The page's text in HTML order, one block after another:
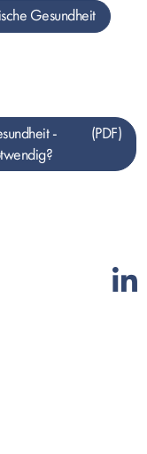
Gesundheit
-